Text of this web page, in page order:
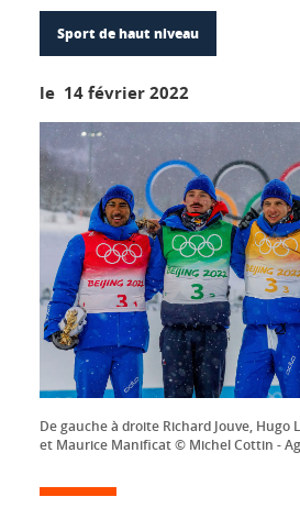
Sport de haut niveau
le 14 février 2022
De gauche à droite Richard Jouve, Hugo
et Maurice Manificat © Michel Cottin -